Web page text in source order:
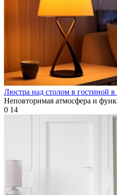
Люстра над столом в гостиной
Неповторимая атмосфера и
0 14